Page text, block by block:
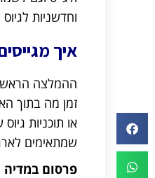
וחדשניות
איך
ההמלצה
זמן מה בתוך
או תוכניות
שמתאימים
פרסום